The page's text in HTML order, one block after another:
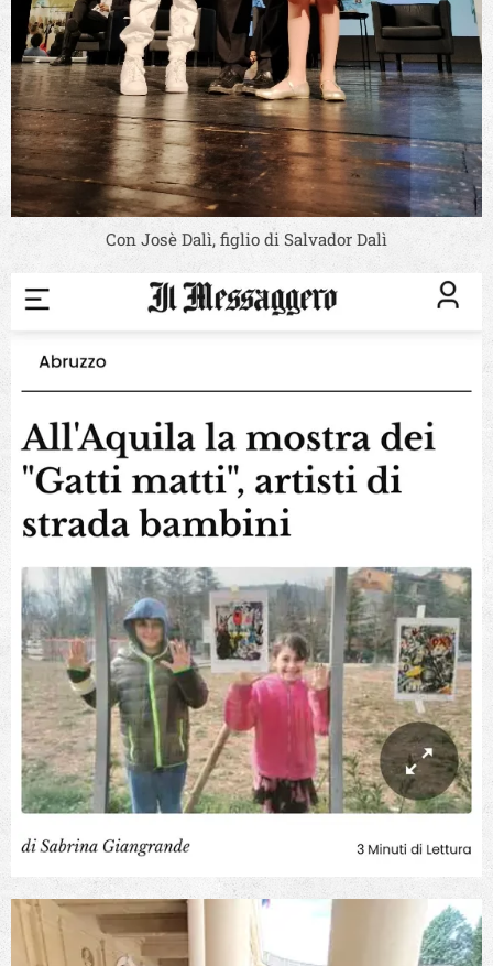
Con Josè Dalì, figlio di Salvador Dalì